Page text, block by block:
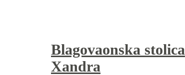
Blagovaonska stolica
Xandra